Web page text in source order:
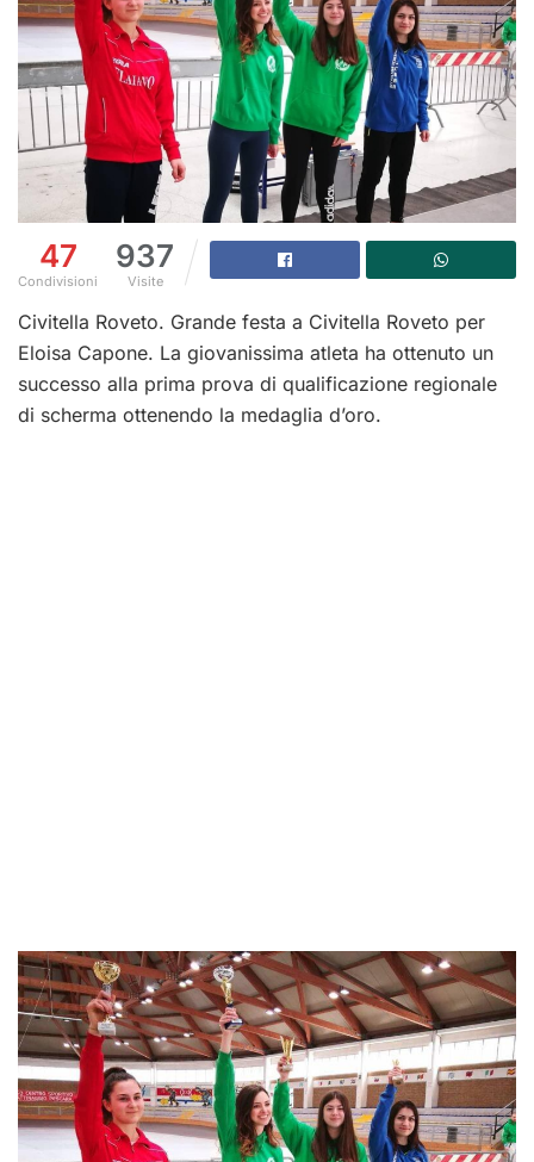
47
Condivisioni
937
Visite
Civitella Roveto. Grande festa a Civitella Roveto per
Eloisa Capone. La giovanissima atleta ha ottenuto un
successo alla prima prova di qualificazione regionale
di scherma ottenendo la medaglia d’oro.